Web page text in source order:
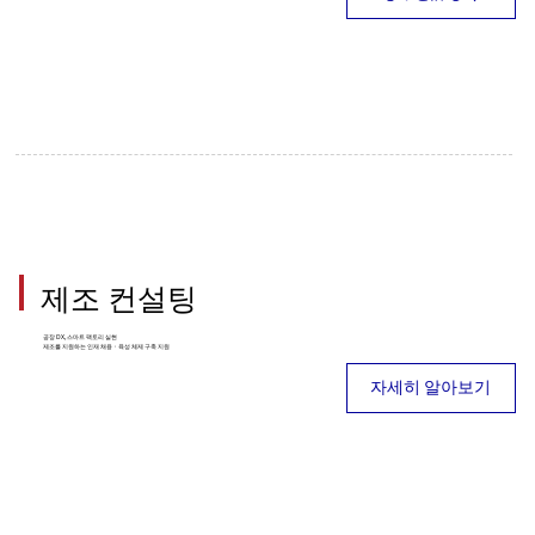
제조 컨설팅
공장 DX, 스마트 팩토리 실현
제조를 지원하는 인재 채용 · 육성 체제 구축 지원
자세히 알아보기